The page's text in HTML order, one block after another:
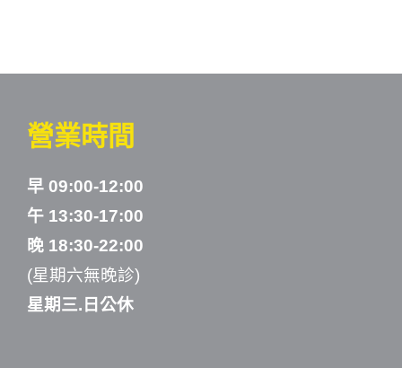
營業時間
早 09:00-12:00
午 13:30-17:00
晚 18:30-22:00
(星期六無晚診)
星期三.日公休